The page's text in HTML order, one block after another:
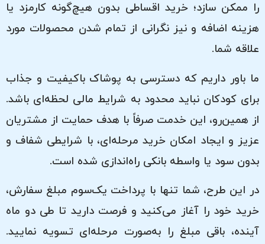
را ممکن سازد؛ خرید اقساطی بدون هیچ‌گونه کارمزد یا
هزینه اضافه و نیز نگرانی از تمام شدن محصولات مورد
علاقه شما.
ما باور داریم که دسترسی به پوشاک باکیفیت و جذاب
برای کودکان نباید محدود به شرایط مالی لحظه‌ای باشد.
از همین‌رو، این خدمت صرفاً با هدف حمایت از مشتریان
عزیز و ایجاد امکان خرید مرحله‌ای، با شرایطی شفاف و
بدون سود یا واسطه بانکی راه‌اندازی شده است.
در این طرح، شما تنها با پرداخت یک‌سوم مبلغ سفارش،
خرید خود را آغاز می‌کنید و فرصت دارید تا طی دو ماه
آینده، باقی مبلغ را به‌صورت مرحله‌ای تسویه نمایید.